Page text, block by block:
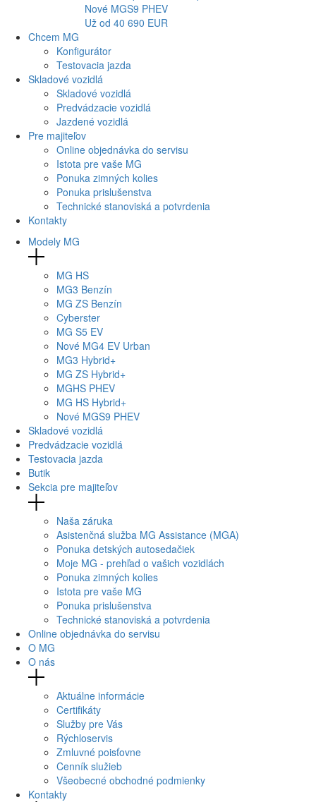
Nové MGS9 PHEV
Už od 40 690 EUR
Chcem MG
Konfigurátor
Testovacia jazda
Skladové vozidlá
Skladové vozidlá
Predvádzacie vozidlá
Jazdené vozidlá
Pre majiteľov
Online objednávka do servisu
Istota pre vaše MG
Ponuka zimných kolies
Ponuka prislušenstva
Technické stanoviská a potvrdenia
Kontakty
Modely MG
MG HS
MG3 Benzín
MG ZS Benzín
Cyberster
MG S5 EV
Nové MG4 EV Urban
MG3 Hybrid+
MG ZS Hybrid+
MGHS PHEV
MG HS Hybrid+
Nové MGS9 PHEV
Skladové vozidlá
Predvádzacie vozidlá
Testovacia jazda
Butik
Sekcia pre majiteľov
Naša záruka
Asistenčná služba MG Assistance (MGA)
Ponuka detských autosedačiek
Moje MG - prehľad o vašich vozidlách
Ponuka zimných kolies
Istota pre vaše MG
Ponuka prislušenstva
Technické stanoviská a potvrdenia
Online objednávka do servisu
O MG
O nás
Aktuálne informácie
Certifikáty
Služby pre Vás
Rýchloservis
Zmluvné poisťovne
Cenník služieb
Všeobecné obchodné podmienky
Kontakty